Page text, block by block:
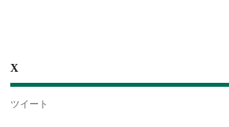
X
ツイート